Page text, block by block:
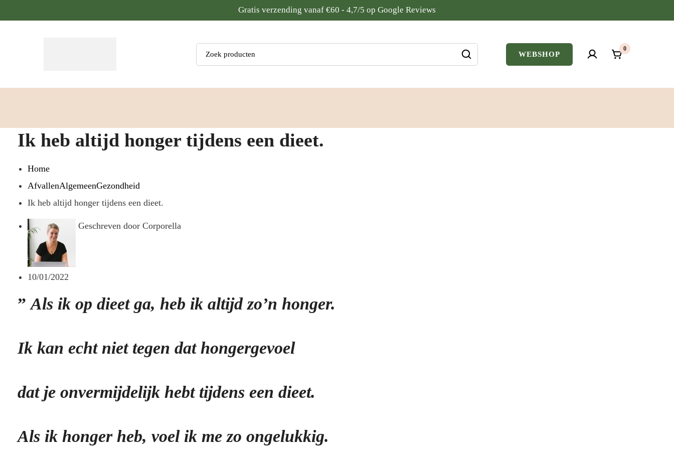
Gratis verzending vanaf €60 - 4,7/5 op Google Reviews
Zoeken: WEBSHOP
0
Ik heb altijd honger tijdens een dieet.
Home
AfvallenAlgemeenGezondheid
Ik heb altijd honger tijdens een dieet.
Geschreven door Corporella
10/01/2022
”Als ik op dieet ga, heb ik altijd zo’n honger.
Ik kan echt niet tegen dat hongergevoel
dat je onvermijdelijk hebt tijdens een dieet.
Als ik honger heb, voel ik me zo ongelukkig.